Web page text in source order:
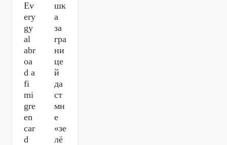
Ev
ery
gy
al
abr
oa
d a
fi
mi
gre
en
car
d
шк
а
за
гра
ни
це
й
да
ст
мн
е
«зе
лё